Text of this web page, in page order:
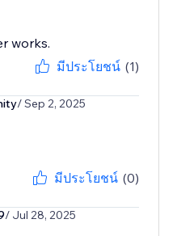
works.
มีประโยชน์ (1)
/ Sep 2, 2025
มีประโยชน์ (0)
/ Jul 28, 2025